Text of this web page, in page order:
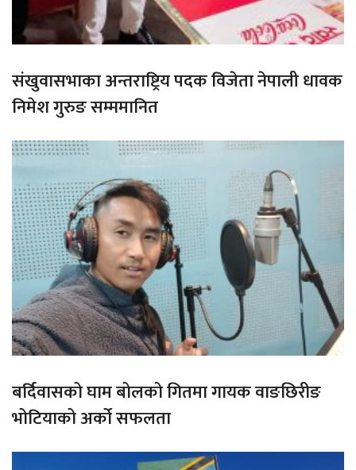
संखुवासभाका अन्तराष्ट्रिय पदक विजेता नेपाली धावक
निमेश गुरुङ सम्ममानित
बर्दिवासको घाम बोलको गितमा गायक वाङछिरीङ
भोटियाको अर्को सफलता